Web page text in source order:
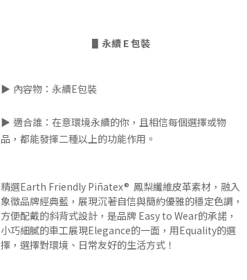
▋ 永續 E 包裝
▶ 內容物：永續E包裝
▶ 適合誰：在意環境永續的你，且相信每個選擇或物
品，都能發揮二種以上的功能作用。
精選Earth Friendly Piñatex® 鳳梨纖維皮革素材，融入
象徵品牌經典藍，展現沉著自信與簡約優雅的穩定色調，
方便配戴的斜背式設計，是品牌 Easy to Wear的承諾，
小巧細膩的車工展現Elegance的一面，用Equality的選
擇，選擇對環境、日常友好的生活方式！